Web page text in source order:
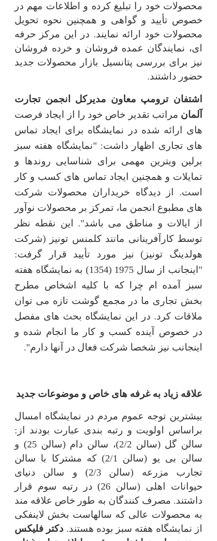
محصولات خود را تبلیغ کرده و اطلاعات مهم در
خصوص تأیید و گواهی و همچنین نحوه تحویل
محصولات خود ارائه نمایند. در این مرکز حرفه
ای، نمایندگان عمده فروشان و خرده فروشان
نیز برای بررسی پتانسیل بازار محصولات جدید
حضور داشتند.
اشتفان ترومپ معاون مدیرکل انجمن تجارت
آلمان مراتب تقدیر خاص خود را از ایجاد فرصت
های ارائه شده در نمایشگاه برای ایجاد تماس
های تجاری اظهار داشت: "نمایشگاه هفته سبز
برلین ویترین مهمی برای شناسایی روندها و
تمایلات و همچنین ایجاد تماس های کسب و کار
است. از دیدگاه خریداران محصولات شرکت
های مطبوع انجمن ما، تمرکز بر محصولات نوآور
از ایالات و مناطق می باشد". این نقطه نظر
توسط کارآفرینانی مانند کلمنس تونیز (شرکت
هولدینگ تونیز) نیز مورد تأیید قرار گرفت:
"اینجانب از سال 1975 (1354) به نمایشگاه هفته
سبز آمده ام چرا که با کلیه اشخاص مطرح
بخش تجاری ما در مجمع گوشت تازه می توان
ملاقات کرد. در این نمایشگاه بحث های مفصل
در خصوص آینده کسب و کار ما انجام شده و
اینجانب نیز شخصا شرکت فعال در آنها دارم".
علاقه زیاد به غرفه های خاص و موضوعات جدید
بیشترین توجه عموم مردم در نمایشگاه امسال
براساس اولویت و رتبه بندی عبارت بودند از:
سالن گل (سالن 2/2)، سالن دام (سالن 25) و
سالن بی یو (سالن 2/1) که مشترکا با سالن
تجارب مزرعه (سالن 2/3) و سالن دنیای
حیوانات اهلی (سالن 26) در رتبه سوم قرار
داشتند. مصرف کنندگان به طور خاص علاقه مند
به محصولات عالی که سالهاست بخش لاینفکی
از نمایشگاه هفته سبز بوده هستند. دکتر فلیکس